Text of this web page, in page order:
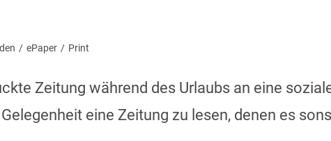
/ ePaper / Print
Zeitung während des Urlaubs an eine
eine Zeitung zu lesen, denen es